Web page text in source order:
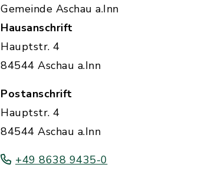
Gemeinde Aschau a.Inn
Hausanschrift
Hauptstr. 4
84544 Aschau a.Inn
Postanschrift
Hauptstr. 4
84544 Aschau a.Inn
+49 8638 9435-0